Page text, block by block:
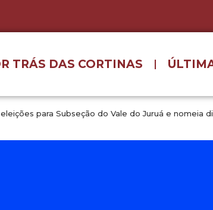
TRÁS DAS CORTINAS
para Subseção do Vale do Juruá e nomeia